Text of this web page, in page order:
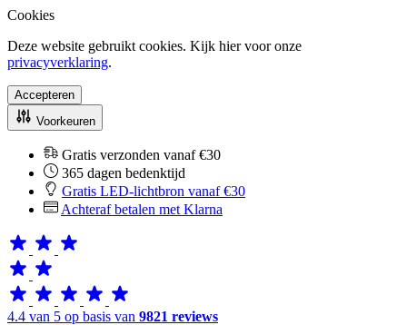
Cookies
Deze website gebruikt cookies. Kijk hier voor onze
privacyverklaring.
Accepteren
Voorkeuren
Gratis verzonden vanaf €30
365 dagen bedenktijd
Gratis LED-lichtbron vanaf €30
Achteraf betalen met Klarna
4.4 van 5 op basis van 9821 reviews